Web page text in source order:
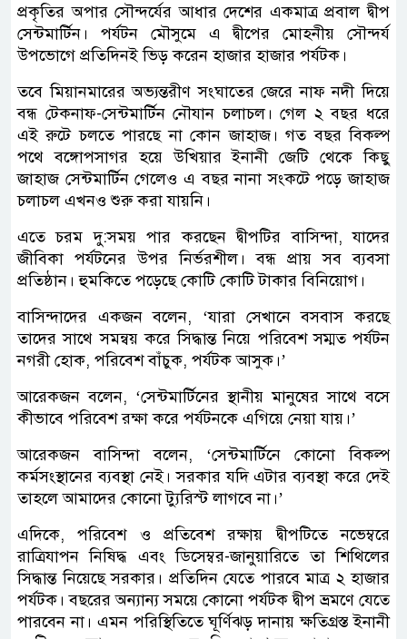
প্রকৃতির অপার সৌন্দর্যের আধার দেশের একমাত্র প্রবাল দ্বীপ
সেন্টমার্টিন। পর্যটন মৌসুমে এ দ্বীপের মোহনীয় সৌন্দর্য
উপভোগে প্রতিদিনই ভিড় করেন হাজার হাজার পর্যটক।
তবে মিয়ানমারের অভ্যন্তরীণ সংঘাতের জেরে নাফ নদী দিয়ে
বন্ধ টেকনাফ-সেন্টমার্টিন নৌযান চলাচল। গেল ২ বছর ধরে
এই রুটে চলতে পারছে না কোন জাহাজ। গত বছর বিকল্প
পথে বঙ্গোপসাগর হয়ে উখিয়ার ইনানী জেটি থেকে কিছু
জাহাজ সেন্টমার্টিন গেলেও এ বছর নানা সংকটে পড়ে জাহাজ
চলাচল এখনও শুরু করা যায়নি।
এতে চরম দু:সময় পার করছেন দ্বীপটির বাসিন্দা, যাদের
জীবিকা পর্যটনের উপর নির্ভরশীল। বন্ধ প্রায় সব ব্যবসা
প্রতিষ্ঠান। হুমকিতে পড়েছে কোটি কোটি টাকার বিনিয়োগ।
বাসিন্দাদের একজন বলেন, ‘যারা সেখানে বসবাস করছে
তাদের সাথে সমন্বয় করে সিদ্ধান্ত নিয়ে পরিবেশ সম্মত পর্যটন
নগরী হোক, পরিবেশ বাঁচুক, পর্যটক আসুক।’
আরেকজন বলেন, ‘সেন্টমার্টিনের স্থানীয় মানুষের সাথে বসে
কীভাবে পরিবেশ রক্ষা করে পর্যটনকে এগিয়ে নেয়া যায়।’
আরেকজন বাসিন্দা বলেন, ‘সেন্টমার্টিনে কোনো বিকল্প
কর্মসংস্থানের ব্যবস্থা নেই। সরকার যদি এটার ব্যবস্থা করে দেই
তাহলে আমাদের কোনো ট্যুরিস্ট লাগবে না।’
এদিকে, পরিবেশ ও প্রতিবেশ রক্ষায় দ্বীপটিতে নভেম্বরে
রাত্রিযাপন নিষিদ্ধ এবং ডিসেম্বর-জানুয়ারিতে তা শিথিলের
সিদ্ধান্ত নিয়েছে সরকার। প্রতিদিন যেতে পারবে মাত্র ২ হাজার
পর্যটক। বছরের অন্যান্য সময়ে কোনো পর্যটক দ্বীপ ভ্রমণে যেতে
পারবেন না। এমন পরিস্থিতিতে ঘূর্ণিঝড় দানায় ক্ষতিগ্রস্ত ইনানী